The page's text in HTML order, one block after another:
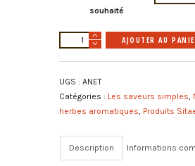
souhaité
quantité
bio
AJOUTER AU
UGS : ANET
Catégories : Les saveurs simples,
herbes aromatiques, Produits
Description Informations